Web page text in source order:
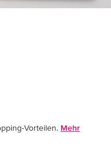
Vorteilen. Mehr